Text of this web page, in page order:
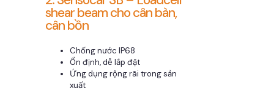
shear beam cho cân bàn,
cân bồn
Chống nước IP68
Ổn định, dễ lắp đặt
Ứng dụng rộng rãi trong sản
xuất